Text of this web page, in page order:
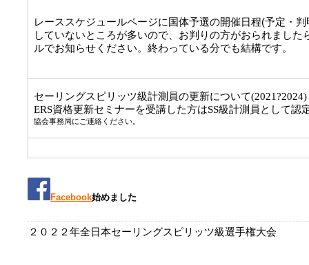
レーススケジュールページに国体予選の開催日程(予定・
していないところが多いので、お判りの方がおられました
ルでお知らせください。終わっている分でも結構です。
セーリングスピリッツ級計測員の更新について(2021?2024)
ERS資格更新セミナーを受講した方はSS級計測員として認
協会事務局にご連絡ください。
Facebook始めました
２０２２年全日本セーリングスピリッツ級選手権大会